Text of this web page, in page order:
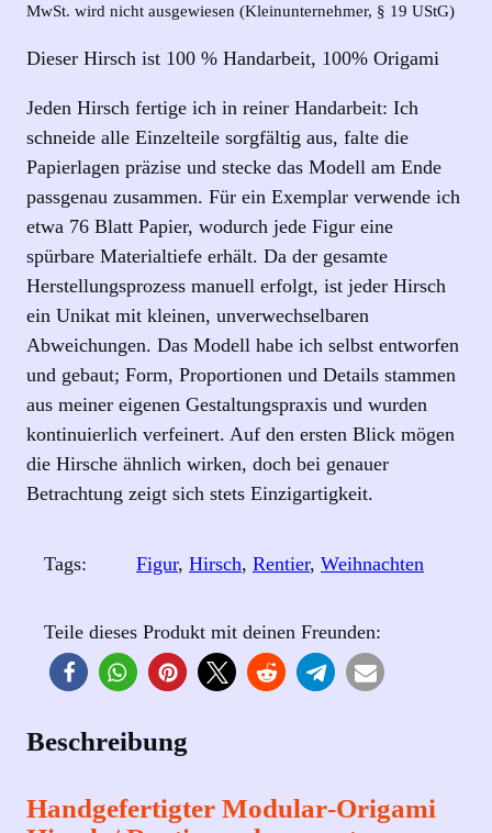
MwSt. wird nicht ausgewiesen (Kleinunternehmer, § 19 UStG)
Dieser Hirsch ist 100 % Handarbeit, 100% Origami
Jeden Hirsch fertige ich in reiner Handarbeit: Ich
schneide alle Einzelteile sorgfältig aus, falte die
Papierlagen präzise und stecke das Modell am Ende
passgenau zusammen. Für ein Exemplar verwende ich
etwa 76 Blatt Papier, wodurch jede Figur eine
spürbare Materialtiefe erhält. Da der gesamte
Herstellungsprozess manuell erfolgt, ist jeder Hirsch
ein Unikat mit kleinen, unverwechselbaren
Abweichungen. Das Modell habe ich selbst entworfen
und gebaut; Form, Proportionen und Details stammen
aus meiner eigenen Gestaltungspraxis und wurden
kontinuierlich verfeinert. Auf den ersten Blick mögen
die Hirsche ähnlich wirken, doch bei genauer
Betrachtung zeigt sich stets Einzigartigkeit.
Tags: Figur, Hirsch, Rentier, Weihnachten
Teile dieses Produkt mit deinen Freunden:
Beschreibung
Handgefertigter Modular‑Origami